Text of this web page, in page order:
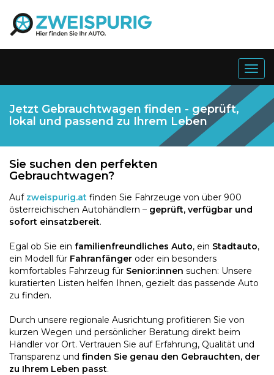
Jetzt Gebrauchtwagen finden - geprüft,
lokal und passend zu Ihrem Leben
Sie suchen den perfekten
Gebrauchtwagen?
Auf zweispurig.at finden Sie Fahrzeuge von über 900
österreichischen Autohändlern – geprüft, verfügbar und
sofort einsatzbereit.
Egal ob Sie ein familienfreundliches Auto, ein Stadtauto,
ein Modell für Fahranfänger oder ein besonders
komfortables Fahrzeug für Senior:innen suchen: Unsere
kuratierten Listen helfen Ihnen, gezielt das passende Auto
zu finden.
Durch unsere regionale Ausrichtung profitieren Sie von
kurzen Wegen und persönlicher Beratung direkt beim
Händler vor Ort. Vertrauen Sie auf Erfahrung, Qualität und
Transparenz und finden Sie genau den Gebrauchten, der
zu Ihrem Leben passt.